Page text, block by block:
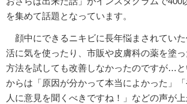
を集めて話題となっています。
顔中にできるニキビに長年悩まされてい
活に気を使ったり、市販や皮膚科の薬を塗
方法を試しても改善しなかったのですが…
からは「原因が分かって本当によかった」
人に意見を聞くべきですね！」などの声が上